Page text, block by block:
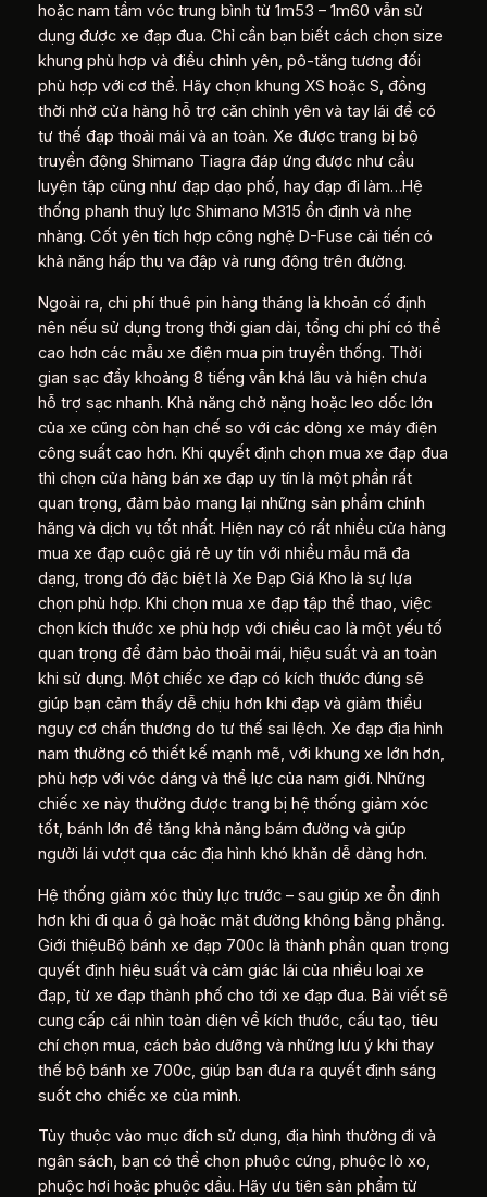
hoặc nam tầm vóc trung bình từ 1m53 – 1m60 vẫn sử
dụng được xe đạp đua. Chỉ cần bạn biết cách chọn size
khung phù hợp và điều chỉnh yên, pô-tăng tương đối
phù hợp với cơ thể. Hãy chọn khung XS hoặc S, đồng
thời nhờ cửa hàng hỗ trợ căn chỉnh yên và tay lái để có
tư thế đạp thoải mái và an toàn. Xe được trang bị bộ
truyền động Shimano Tiagra đáp ứng được như cầu
luyện tập cũng như đạp dạo phố, hay đạp đi làm…Hệ
thống phanh thuỷ lực Shimano M315 ổn định và nhẹ
nhàng. Cốt yên tích hợp công nghệ D-Fuse cải tiến có
khả năng hấp thụ va đập và rung động trên đường.
Ngoài ra, chi phí thuê pin hàng tháng là khoản cố định
nên nếu sử dụng trong thời gian dài, tổng chi phí có thể
cao hơn các mẫu xe điện mua pin truyền thống. Thời
gian sạc đầy khoảng 8 tiếng vẫn khá lâu và hiện chưa
hỗ trợ sạc nhanh. Khả năng chở nặng hoặc leo dốc lớn
của xe cũng còn hạn chế so với các dòng xe máy điện
công suất cao hơn. Khi quyết định chọn mua xe đạp đua
thì chọn cửa hàng bán xe đạp uy tín là một phần rất
quan trọng, đảm bảo mang lại những sản phẩm chính
hãng và dịch vụ tốt nhất. Hiện nay có rất nhiều cửa hàng
mua xe đạp cuộc giá rẻ uy tín với nhiều mẫu mã đa
dạng, trong đó đặc biệt là Xe Đạp Giá Kho là sự lựa
chọn phù hợp. Khi chọn mua xe đạp tập thể thao, việc
chọn kích thước xe phù hợp với chiều cao là một yếu tố
quan trọng để đảm bảo thoải mái, hiệu suất và an toàn
khi sử dụng. Một chiếc xe đạp có kích thước đúng sẽ
giúp bạn cảm thấy dễ chịu hơn khi đạp và giảm thiểu
nguy cơ chấn thương do tư thế sai lệch. Xe đạp địa hình
nam thường có thiết kế mạnh mẽ, với khung xe lớn hơn,
phù hợp với vóc dáng và thể lực của nam giới. Những
chiếc xe này thường được trang bị hệ thống giảm xóc
tốt, bánh lớn để tăng khả năng bám đường và giúp
người lái vượt qua các địa hình khó khăn dễ dàng hơn.
Hệ thống giảm xóc thủy lực trước – sau giúp xe ổn định
hơn khi đi qua ổ gà hoặc mặt đường không bằng phẳng.
Giới thiệuBộ bánh xe đạp 700c là thành phần quan trọng
quyết định hiệu suất và cảm giác lái của nhiều loại xe
đạp, từ xe đạp thành phố cho tới xe đạp đua. Bài viết sẽ
cung cấp cái nhìn toàn diện về kích thước, cấu tạo, tiêu
chí chọn mua, cách bảo dưỡng và những lưu ý khi thay
thế bộ bánh xe 700c, giúp bạn đưa ra quyết định sáng
suốt cho chiếc xe của mình.
Tùy thuộc vào mục đích sử dụng, địa hình thường đi và
ngân sách, bạn có thể chọn phuộc cứng, phuộc lò xo,
phuộc hơi hoặc phuộc dầu. Hãy ưu tiên sản phẩm từ